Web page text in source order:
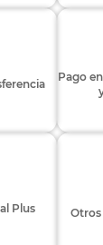
Pago
Plus